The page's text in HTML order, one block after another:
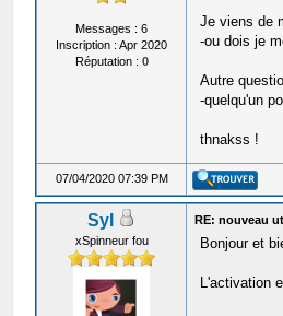
Messages : 6
Inscription : Apr 2020
Réputation : 0
Je viens de
-ou dois je
Autre
-quelqu'un
thnakss !
07/04/2020 07:39 PM
Syl
xSpinneur fou
RE: nouveau
Bonjour et
L'activation